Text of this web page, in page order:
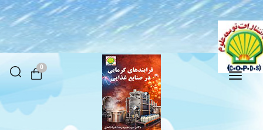
Toggle
navigation
0